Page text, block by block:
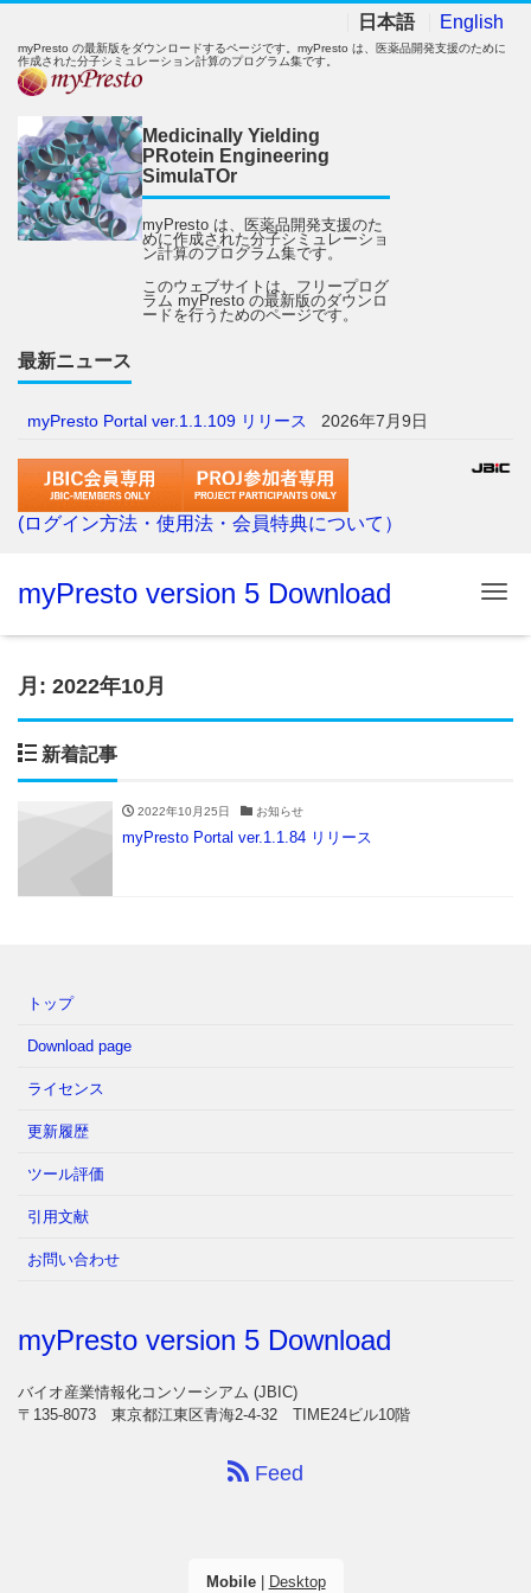
日本語 English
myPresto の最新版をダウンロードするページです。myPresto は、医薬品開発支援のために
作成された分子シミュレーション計算のプログラム集です。
Medicinally Yielding
PRotein Engineering
SimulaTOr
myPresto は、医薬品開発支援のた
めに作成された分子シミュレーショ
ン計算のプログラム集です。
このウェブサイトは、フリープログ
ラム myPresto の最新版のダウンロ
ードを行うためのページです。
最新ニュース
myPresto Portal ver.1.1.109 リリース 2026年7月9日
(ログイン方法・使用法・会員特典について）
myPresto version 5 Download
月: 2022年10月
新着記事
2022年10月25日 お知らせ
myPresto Portal ver.1.1.84 リリース
トップ
Download page
ライセンス
更新履歴
ツール評価
引用文献
お問い合わせ
myPresto version 5 Download
バイオ産業情報化コンソーシアム (JBIC)
〒135-8073 東京都江東区青海2-4-32 TIME24ビル10階
Feed
Mobile| Desktop